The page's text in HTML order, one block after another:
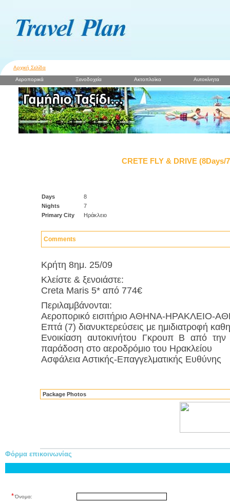
Αρχική Σελίδα
Αεροπορικά Ξενοδοχεία Ακτοπλοϊκα Αυτοκίνητα
CRETE FLY & DRIVE
Days
8
Nights
7
Primary City
Ηράκλειο
Comments
Kρήτη 8ημ. 25/09
Κλείστε & ξενοιάστε:
Creta Maris 5* από 774€
Περιλαμβάνονται:
Αεροπορικό εισιτήριο ΑΘΗΝΑ-ΗΡΑΚΛΕΙΟ-
Επτά (7) διανυκτερεύσεις με ημιδιατροφή
Ενοικίαση αυτοκινήτου Γκρουπ Β από
παράδοση στο αεροδρόμιο του Ηρακλείου
Ασφάλεια Αστικής-Επαγγελματικής Ευθύνης
Package Photos
Φόρμα επικοινωνίας
*Όνομα: